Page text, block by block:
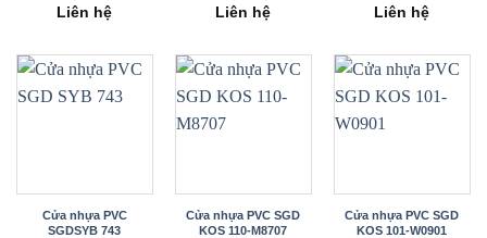
Liên hệ Liên hệ Liên hệ
Cửa nhựa PVC
SGDSYB 743
Cửa nhựa PVC SGD
KOS 110-M8707
Cửa nhựa PVC SGD
KOS 101-W0901